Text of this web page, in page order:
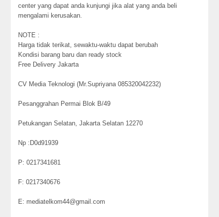
center yang dapat anda kunjungi jika alat yang anda beli
mengalami kerusakan.
NOTE :
Harga tidak terikat, sewaktu-waktu dapat berubah
Kondisi barang baru dan ready stock
Free Delivery Jakarta
CV Media Teknologi (Mr.Supriyana 085320042232)
Pesanggrahan Permai Blok B/49
Petukangan Selatan, Jakarta Selatan 12270
Np :D0d91939
P: 0217341681
F: 0217340676
E: mediatelkom44@gmail.com